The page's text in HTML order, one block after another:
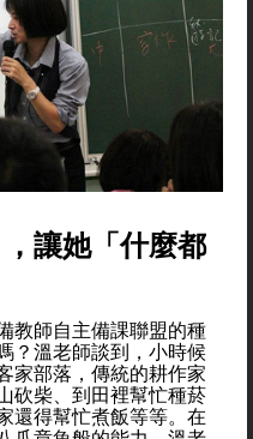
讓她「什麼都
教師自主備課聯盟的種
？溫老師談到，小時候
家部落，傳統的耕作家
砍柴、到田裡幫忙種菸
還得幫忙煮飯等等。在